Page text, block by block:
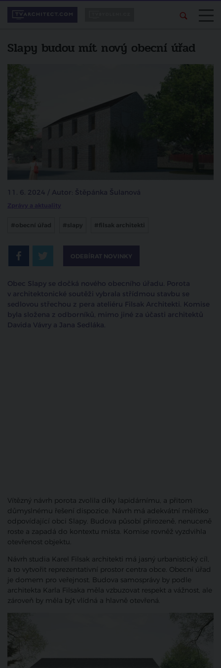
Slapy budou mít nový obecní úřad
11. 6. 2024 / Autor: Štěpánka Šulanová
Zprávy a aktuality
#obecní úřad #slapy #filsak architekti
ODEBÍRAT NOVINKY
Obec Slapy se dočká nového obecního úřadu. Porota
v architektonické soutěži vybrala střídmou stavbu se
sedlovou střechou z pera ateliéru Filsak Architekti. Komise
byla složena z odborníků, mimo jiné za účasti architektů
Davida Vávry a Jana Sedláka.
Vítězný návrh porota zvolila díky lapidárnímu, a přitom
důmyslnému řešení dispozice. Návrh má adekvátní měřítko
odpovídající obci Slapy. Budova působí přirozeně, nenuceně
roste a zapadá do kontextu místa. Komise rovněž vyzdvihla
otevřenost objektu.
Návrh studia Karel Filsak architekti má jasný urbanistický cíl,
a to vytvořit reprezentativní prostor centra obce. Obecní úřad
je domem pro veřejnost. Budova samosprávy by podle
architekta Karla Filsaka měla vzbuzovat respekt a vážnost, ale
zároveň by měla být vlídná a hlavně otevřená.